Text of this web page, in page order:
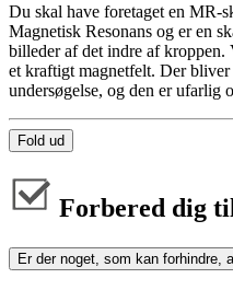
Du skal have foretaget en MR-
Magnetisk Resonans og er en
billeder af det indre af kroppen.
et kraftigt magnetfelt. Der
undersøgelse, og den er ufarlig
Fold ud
Forbered dig
Er der noget, som kan forhindre,